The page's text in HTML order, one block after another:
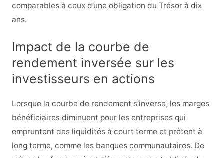
comparables à ceux d’une obligation du Trésor à dix
ans.
Impact de la courbe de
rendement inversée sur les
investisseurs en actions
Lorsque la courbe de rendement s’inverse, les marges
bénéficiaires diminuent pour les entreprises qui
empruntent des liquidités à court terme et prêtent à
long terme, comme les banques communautaires. De